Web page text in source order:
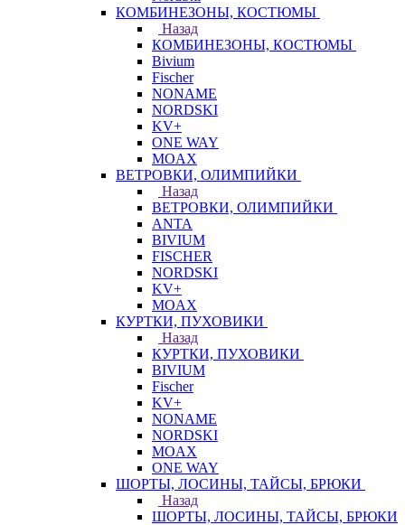
КОМБИНЕЗОНЫ, КОСТЮМЫ
Назад
КОМБИНЕЗОНЫ, КОСТЮМЫ
Bivium
Fischer
NONAME
NORDSKI
KV+
ONE WAY
MOAX
ВЕТРОВКИ, ОЛИМПИЙКИ
Назад
ВЕТРОВКИ, ОЛИМПИЙКИ
ANTA
BIVIUM
FISCHER
NORDSKI
KV+
MOAX
КУРТКИ, ПУХОВИКИ
Назад
КУРТКИ, ПУХОВИКИ
BIVIUM
Fischer
KV+
NONAME
NORDSKI
MOAX
ONE WAY
ШОРТЫ, ЛОСИНЫ, ТАЙСЫ, БРЮКИ
Назад
ШОРТЫ, ЛОСИНЫ, ТАЙСЫ, БРЮКИ